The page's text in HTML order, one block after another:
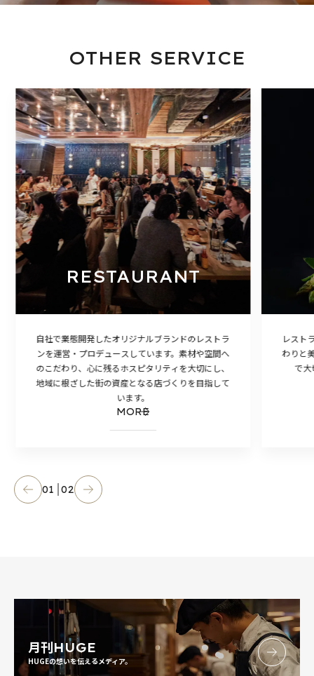
OTHER SERVICE
RESTAURANT
自社で業態開発したオリジナルブランドのレストラ
ンを運営・プロデュースしています。素材や空間へ
のこだわり、心に残るホスピタリティを大切にし、
地域に根ざした街の資産となる店づくりを目指して
います。
MORE
レスト
わりと
で大
01 02
月刊HUGE
HUGEの想いを伝えるメディア。